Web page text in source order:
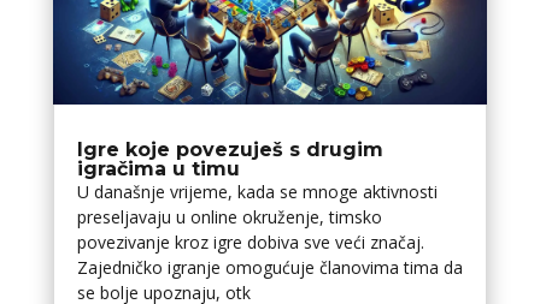
Igre koje povezuješ s drugim
igračima u timu
U današnje vrijeme, kada se mnoge aktivnosti
preseljavaju u online okruženje, timsko
povezivanje kroz igre dobiva sve veći značaj.
Zajedničko igranje omogućuje članovima tima da
se bolje upoznaju, otk